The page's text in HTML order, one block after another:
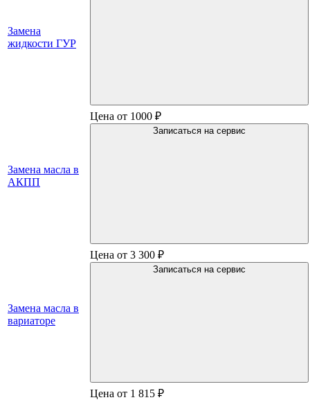
Замена
жидкости ГУР
Замена масла в
АКПП
Цена от 1000 ₽
Записаться на сервис
Замена масла в
вариаторе
Цена от 3 300 ₽
Записаться на сервис
Цена от 1 815 ₽